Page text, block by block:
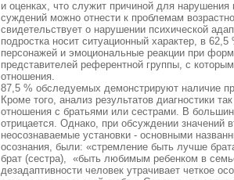
и оценках, что служит причиной для нарушения
суждений можно отнести к проблемам
свидетельствует о нарушении психической
подростка носит ситуационный характер, в
персонажей и эмоциональные реакции при
представителей референтной группы, с
отношения.
87,5 % обследуемых демонстрируют наличие
Кроме того, анализ результатов диагностики
отношения с братьями или сестрами. В
отрицается. Однако, при обсуждении значений
неосознаваемые установки - основными
осознания, были: «стремление быть лучше
брат (сестра), «быть любимым ребенком в
дезадаптивности человек утрачивает четкое